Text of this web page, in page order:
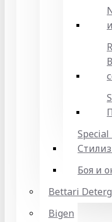
Special
Боя и
Bettari
Bigen